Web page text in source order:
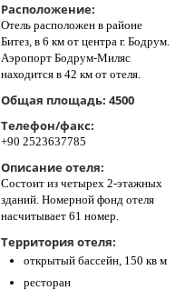
Расположение:
Отель расположен в районе
Битез, в 6 км от центра г. Бодрум.
Аэропорт Бодрум-Миляс
находится в 42 км от отеля.
Общая площадь: 4500
Телефон/факс:
+90 2523637785
Описание отеля:
Состоит из четырех 2-этажных
зданий. Номерной фонд отеля
насчитывает 61 номер.
Территория отеля:
открытый бассейн, 150 кв м
ресторан